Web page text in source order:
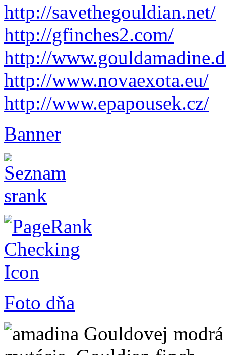
http://savethegouldian.net/
http://gfinches2.com/
http://
http://www.novaexota.eu/
http://www.epapousek.cz/
Banner
Foto dňa